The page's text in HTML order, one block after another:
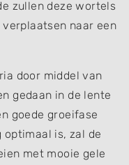
zullen deze wortels
naar een
door middel van
gedaan in de lente
goede groeifase
optimaal is, zal de
met mooie gele